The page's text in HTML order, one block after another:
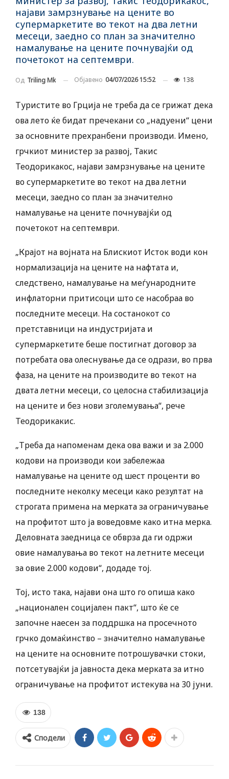
најави замрзнување на цените во
супермаркетите во текот на два летни
месеци, заедно со план за значително
намалување на цените почнувајќи од
почетокот на септември.
Од Triling Mk Објавено 04/07/2026 15:52 138
Туристите во Грција не треба да се грижат дека
ова лето ќе бидат пречекани со „надуени“ цени
за основните прехранбени производи. Имено,
грчкиот министер за развој, Такис ​​
Теодорикакос, најави замрзнување на цените
во супермаркетите во текот на два летни
месеци, заедно со план за значително
намалување на цените почнувајќи од
почетокот на септември.
„Крајот на војната на Блискиот Исток води кон
нормализација на цените на нафтата и,
следствено, намалување на меѓународните
инфлаторни притисоци што се насобраа во
последните месеци. На состанокот со
претставници на индустријата и
супермаркетите беше постигнат договор за
потребата ова олеснување да се одрази, во прва
фаза, на цените на производите во текот на
двата летни месеци, со целосна стабилизација
на цените и без нови зголемувања“, рече
Теодорикакис.
„Треба да напоменам дека ова важи и за 2.000
кодови на производи кои забележаа
намалување на цените од шест проценти во
последните неколку месеци како резултат на
строгата примена на мерката за ограничување
на профитот што ја воведовме како итна мерка.
Деловната заедница се обврза да ги одржи
овие намалувања во текот на летните месеци
за овие 2.000 кодови“, додаде тој.
Тој, исто така, најави она што го опиша како
„национален социјален пакт“, што ќе се
започне наесен за поддршка на просечното
грчко домаќинство – значително намалување
на цените на основните потрошувачки стоки,
потсетувајќи ја јавноста дека мерката за итно
ограничување на профитот истекува на 30 јуни.
138
Сподели